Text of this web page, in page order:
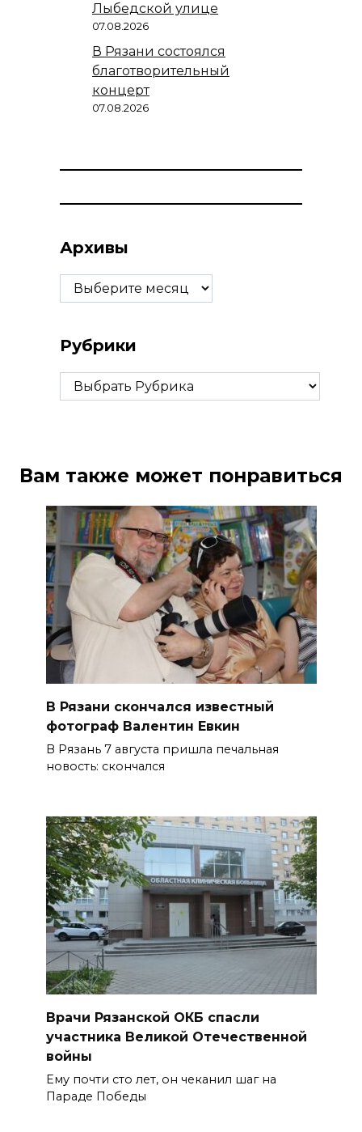
Лыбедской улице
07.08.2026
В Рязани состоялся
благотворительный
концерт
07.08.2026
Архивы
Архивы
Рубрики
Рубрики
Вам также может понравиться
В Рязани скончался известный
фотограф Валентин Евкин
В Рязань 7 августа пришла печальная
новость: скончался
Врачи Рязанской ОКБ спасли
участника Великой Отечественной
войны
Ему почти сто лет, он чеканил шаг на
Параде Победы